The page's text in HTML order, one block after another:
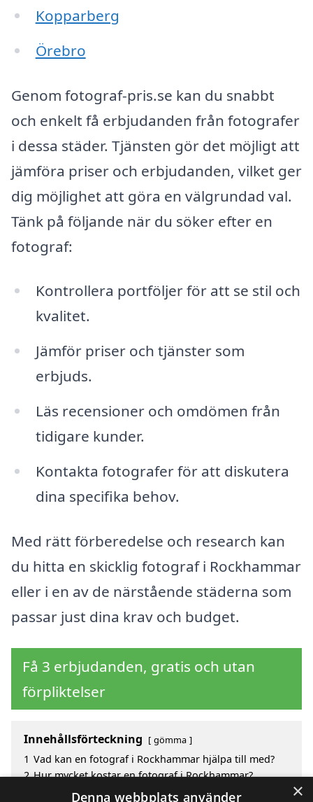
Kopparberg
Örebro
Genom fotograf-pris.se kan du snabbt
och enkelt få erbjudanden från fotografer
i dessa städer. Tjänsten gör det möjligt att
jämföra priser och erbjudanden, vilket ger
dig möjlighet att göra en välgrundad val.
Tänk på följande när du söker efter en
fotograf:
Kontrollera portföljer för att se stil och
kvalitet.
Jämför priser och tjänster som
erbjuds.
Läs recensioner och omdömen från
tidigare kunder.
Kontakta fotografer för att diskutera
dina specifika behov.
Med rätt förberedelse och research kan
du hitta en skicklig fotograf i Rockhammar
eller i en av de närstående städerna som
passar just dina krav och budget.
Få 3 erbjudanden, gratis och utan
förpliktelser
Innehållsförteckning gömma
1 Vad kan en fotograf i Rockhammar hjälpa till med?
2 Hur mycket kostar en fotograf i Rockhammar?
Fördelar med att välja fotograf i Rockhammar
×
Denna webbplats använder